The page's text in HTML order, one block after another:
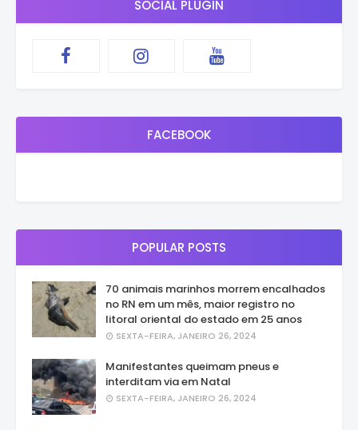
SOCIAL PLUGIN
FACEBOOK
POPULAR POSTS
70 animais marinhos morrem encalhados
no RN em um mês, maior registro no
litoral oriental do estado em 25 anos
SEXTA-FEIRA, JANEIRO 26, 2024
Manifestantes queimam pneus e
interditam via em Natal
SEXTA-FEIRA, JANEIRO 26, 2024